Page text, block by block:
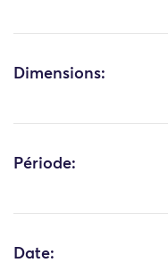
Dimensions:
Période:
Date: